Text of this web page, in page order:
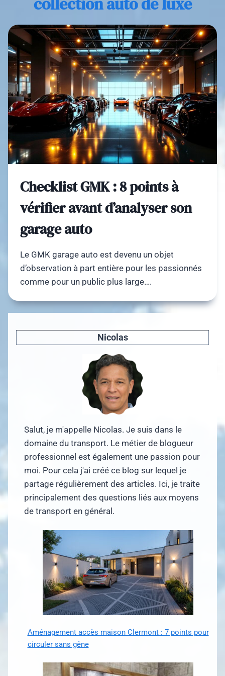
Checklist GMK : 8 points à
vérifier avant d’analyser son
garage auto
Le GMK garage auto est devenu un objet
d’observation à part entière pour les passionnés
comme pour un public plus large….
Nicolas
Salut, je m'appelle Nicolas. Je suis dans le
domaine du transport. Le métier de blogueur
professionnel est également une passion pour
moi. Pour cela j'ai créé ce blog sur lequel je
partage régulièrement des articles. Ici, je traite
principalement des questions liés aux moyens
de transport en général.
Aménagement accès maison Clermont : 7 points pour
circuler sans gêne